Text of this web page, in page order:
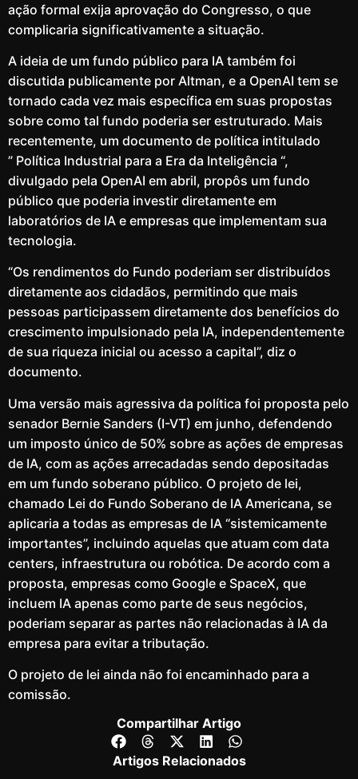
ação formal exija aprovação do Congresso, o que
complicaria significativamente a situação.
A ideia de um fundo público para IA também foi
discutida publicamente por Altman, e a OpenAI tem se
tornado cada vez mais específica em suas propostas
sobre como tal fundo poderia ser estruturado. Mais
recentemente, um documento de política intitulado
” Política Industrial para a Era da Inteligência “,
divulgado pela OpenAI em abril, propôs um fundo
público que poderia investir diretamente em
laboratórios de IA e empresas que implementam sua
tecnologia.
“Os rendimentos do Fundo poderiam ser distribuídos
diretamente aos cidadãos, permitindo que mais
pessoas participassem diretamente dos benefícios do
crescimento impulsionado pela IA, independentemente
de sua riqueza inicial ou acesso a capital”, diz o
documento.
Uma versão mais agressiva da política foi proposta pelo
senador Bernie Sanders (I-VT) em junho, defendendo
um imposto único de 50% sobre as ações de empresas
de IA, com as ações arrecadadas sendo depositadas
em um fundo soberano público. O projeto de lei,
chamado Lei do Fundo Soberano de IA Americana, se
aplicaria a todas as empresas de IA “sistemicamente
importantes”, incluindo aquelas que atuam com data
centers, infraestrutura ou robótica. De acordo com a
proposta, empresas como Google e SpaceX, que
incluem IA apenas como parte de seus negócios,
poderiam separar as partes não relacionadas à IA da
empresa para evitar a tributação.
O projeto de lei ainda não foi encaminhado para a
comissão.
Compartilhar Artigo
Artigos Relacionados